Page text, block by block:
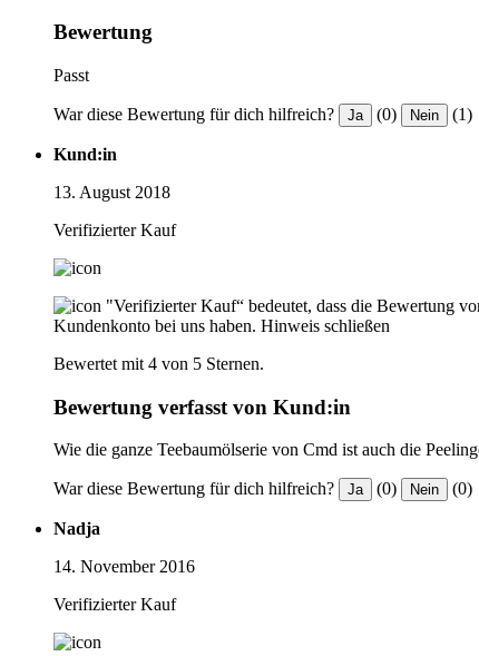
Bewertung
Passt
War diese Bewertung für dich hilfreich? Ja (0) Nein (1)
Kund:in
13. August 2018
Verifizierter Kauf
"Verifizierter Kauf“ bedeutet, dass die Bewertung
Kundenkonto bei uns haben. Hinweis schließen
Bewertet mit 4 von 5 Sternen.
Bewertung verfasst von Kund:in
Wie die ganze Teebaumölserie von Cmd ist auch die
War diese Bewertung für dich hilfreich? Ja (0) Nein (0)
Nadja
14. November 2016
Verifizierter Kauf